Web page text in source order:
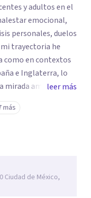
y adultos en el
emocional,
personales, duelos
mi trayectoria he
como en contextos
e Inglaterra, lo
mirada amplia,
sufrimiento
Logoterapia, el
Conductual.
estados
pensamientos
regular sus
leer más
más
Ciudad de México,